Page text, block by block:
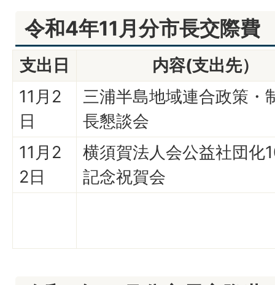
令和4年11月分市長交際費
支出日
内容(支出先）
11月2
日
三浦半島地域連合政策・
長懇談会
11月2
2日
横須賀法人会公益社団化
記念祝賀会